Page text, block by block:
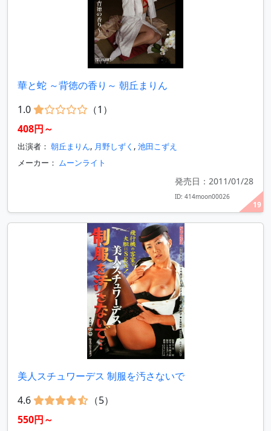
19
華と蛇 ～背徳の香り～ 朝丘まりん
1.0
（1）
408円～
出演者： 朝丘まりん, 月野しずく , 池田こずえ
メーカー： ムーンライト
発売日：2011/01/28
ID: 414moon00026
美人スチュワーデス 制服を汚さないで
4.6
（5）
550円～